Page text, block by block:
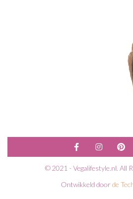
© 2021 - Vegalifestyle.nl. All
Ontwikkeld door de